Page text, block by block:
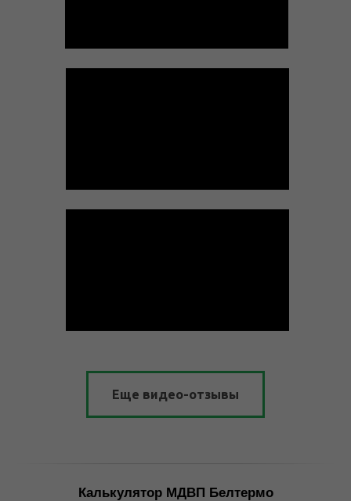
Еще видео-отзывы
Калькулятор МДВП Белтермо